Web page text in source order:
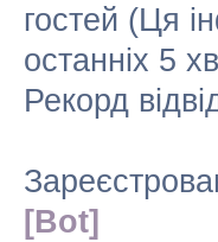
гостей (Ця
останніх 5
Рекорд
[Bot]